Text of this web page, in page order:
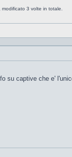
3 volte in totale.
su captive che e'